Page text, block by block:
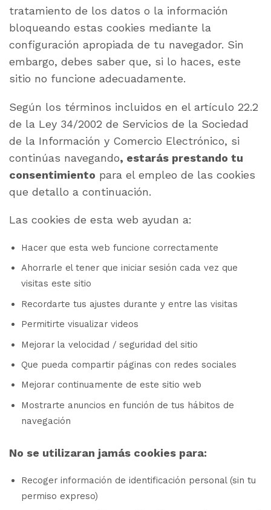
tratamiento de los datos o la información
bloqueando estas cookies mediante la
configuración apropiada de tu navegador. Sin
embargo, debes saber que, si lo haces, este
sitio no funcione adecuadamente.
Según los términos incluidos en el artículo 22.2
de la Ley 34/2002 de Servicios de la Sociedad
de la Información y Comercio Electrónico, si
continúas navegando, estarás prestando tu
consentimiento para el empleo de las cookies
que detallo a continuación.
Las cookies de esta web ayudan a:
Hacer que esta web funcione correctamente
Ahorrarle el tener que iniciar sesión cada vez que
visitas este sitio
Recordarte tus ajustes durante y entre las visitas
Permitirte visualizar videos
Mejorar la velocidad / seguridad del sitio
Que pueda compartir páginas con redes sociales
Mejorar continuamente de este sitio web
Mostrarte anuncios en función de tus hábitos de
navegación
No se utilizaran jamás cookies para:
Recoger información de identificación personal (sin tu
permiso expreso)